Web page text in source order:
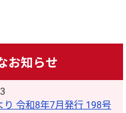
ド
お知らせ
り 令和8年7月発行 198号